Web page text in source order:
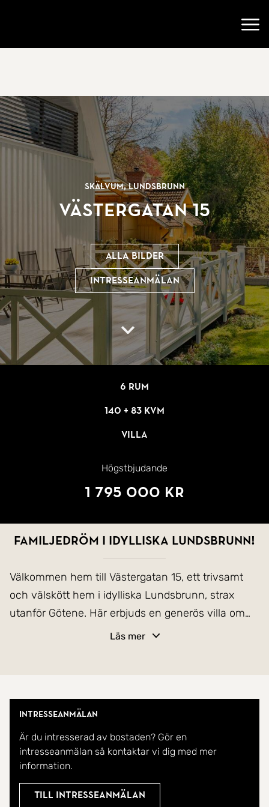
Skälvum, Lundsbrunn
Västergatan 15
Alla bilder
Intresseanmälan
6 rum
140 + 83 kvm
Villa
Högstbjudande
1 795 000 kr
Familjedröm i idylliska Lundsbrunn!
Välkommen hem till Västergatan 15, ett trivsamt
och välskött hem i idylliska Lundsbrunn, strax
utanför Götene. Här erbjuds en generös villa om
140 m² med gott om plats för både familjeliv och
sovrum, och präglas av ljusa, fina ytskikt som
skapar en välkomnande och hemtrevlig känsla
redan från första steget in i den luftiga hallen.
goda arbetsytor och gott om förvaring, en perfekt
Läs mer
Intresseanmälan
Är du intresserad av bostaden? Gör en
intresseanmälan så kontaktar vi dig med mer
information.
Till intresseanmälan